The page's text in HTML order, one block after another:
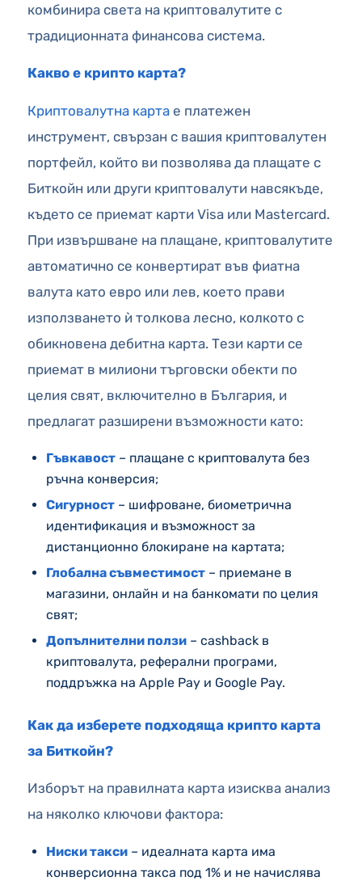
комбинира света на криптовалутите с
традиционната финансова система.
Какво е крипто карта?
Криптовалутна картае платежен
инструмент, свързан с вашия криптовалутен
портфейл, който ви позволява да плащате с
Биткойн или други криптовалути навсякъде,
където се приемат карти Visa или Mastercard.
При извършване на плащане, криптовалутите
автоматично се конвертират във фиатна
валута като евро или лев, което прави
използването ѝ толкова лесно, колкото с
обикновена дебитна карта. Тези карти се
приемат в милиони търговски обекти по
целия свят, включително в България, и
предлагат разширени възможности като:
Гъвкавост– плащане с криптовалута без
ръчна конверсия;
Сигурност– шифроване, биометрична
идентификация и възможност за
дистанционно блокиране на картата;
Глобална съвместимост– приемане в
магазини, онлайн и на банкомати по целия
свят;
Допълнителни ползи– cashback в
криптовалута, реферални програми,
поддръжка на Apple Pay и Google Pay.
Как да изберете подходяща крипто карта
за Биткойн?
Изборът на правилната карта изисква анализ
на няколко ключови фактора:
Ниски такси– идеалната карта има
конверсионна такса под 1% и не начислява